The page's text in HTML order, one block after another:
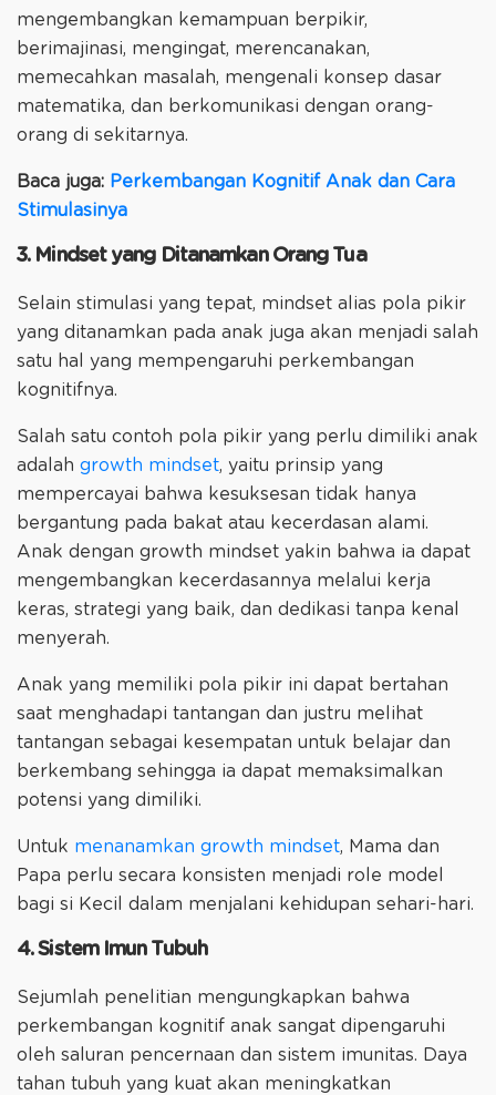
mengembangkan kemampuan berpikir,
berimajinasi, mengingat, merencanakan,
memecahkan masalah, mengenali konsep dasar
matematika, dan berkomunikasi dengan orang-
orang di sekitarnya.
Baca juga: Perkembangan Kognitif Anak dan Cara
Stimulasinya
3. Mindset yang Ditanamkan Orang Tua
Selain stimulasi yang tepat, mindset alias pola pikir
yang ditanamkan pada anak juga akan menjadi salah
satu hal yang mempengaruhi perkembangan
kognitifnya.
Salah satu contoh pola pikir yang perlu dimiliki anak
adalah growth mindset, yaitu prinsip yang
mempercayai bahwa kesuksesan tidak hanya
bergantung pada bakat atau kecerdasan alami.
Anak dengan growth mindset yakin bahwa ia dapat
mengembangkan kecerdasannya melalui kerja
keras, strategi yang baik, dan dedikasi tanpa kenal
menyerah.
Anak yang memiliki pola pikir ini dapat bertahan
saat menghadapi tantangan dan justru melihat
tantangan sebagai kesempatan untuk belajar dan
berkembang sehingga ia dapat memaksimalkan
potensi yang dimiliki.
Untuk menanamkan growth mindset, Mama dan
Papa perlu secara konsisten menjadi role model
bagi si Kecil dalam menjalani kehidupan sehari-hari.
4. Sistem Imun Tubuh
Sejumlah penelitian mengungkapkan bahwa
perkembangan kognitif anak sangat dipengaruhi
oleh saluran pencernaan dan sistem imunitas. Daya
tahan tubuh yang kuat akan meningkatkan